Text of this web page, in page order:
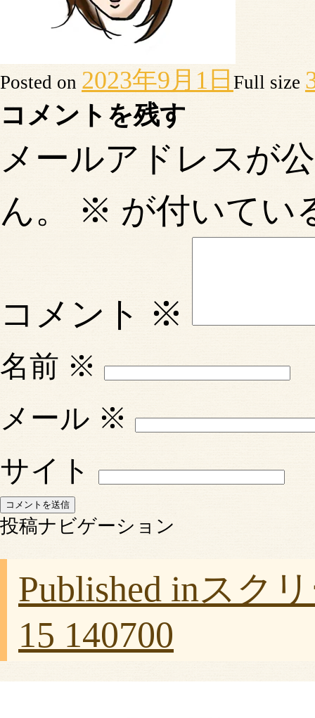
Posted on 2023年9月1日 Full size
コメントを残す
メールアドレスが
ん。
※ が付いてい
コメント ※
名前 ※
メール ※
サイト
投稿ナビゲーション
Published inスク
15 140700